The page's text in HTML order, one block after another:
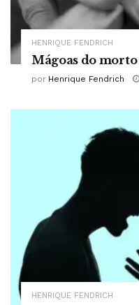
HENRIQUE FENDRICH
Mágoas do morto
por Henrique Fendrich
HENRIQUE FENDRICH